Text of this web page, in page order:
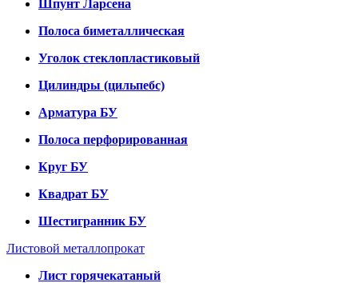
Шпунт Ларсена
Полоса биметаллическая
Уголок стеклопластиковый
Цилиндры (цильпебс)
Арматура БУ
Полоса перфорированная
Круг БУ
Квадрат БУ
Шестигранник БУ
Листовой металлопрокат
Лист горячекатаный